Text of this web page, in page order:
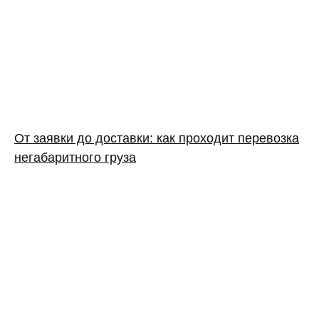
От заявки до доставки: как проходит перевозка
негабаритного груза